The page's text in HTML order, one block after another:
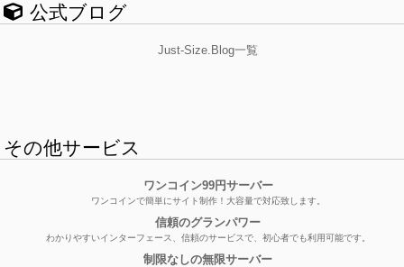
公式ブログ
Just-Size.Blog一覧
その他サービス
ワンコイン99円サーバー
ワンコインで簡単にサイト制作！大容量で対応致します。
信頼のグランパワー
わかりやすいインターフェース、信頼のサービスで、初心者でも利用可能です。
制限なしの無限サーバー